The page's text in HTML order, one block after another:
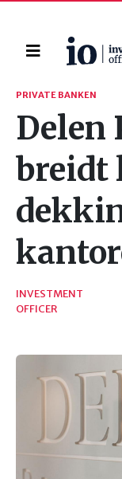
Home
Zoeken
PRIVATE BANKEN
Delen
breidt
INVESTMENT
OFFICER